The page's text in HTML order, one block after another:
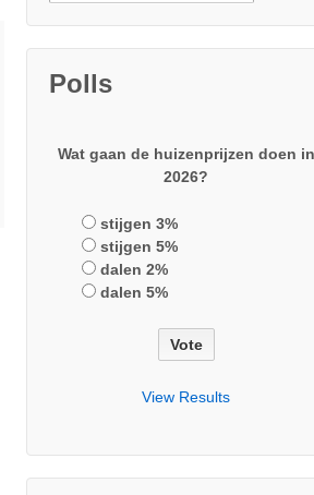
Polls
Wat gaan de huizenprijzen doen in
2026?
stijgen 3%
stijgen 5%
dalen 2%
dalen 5%
View Results